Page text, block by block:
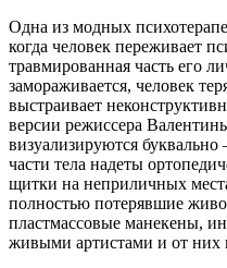
Одна из модных
когда человек переживает
травмированная часть его
замораживается, человек
выстраивает
версии режиссера
визуализируются
части тела надеты
щитки на неприличных
полностью потерявшие
пластмассовые манекены,
живыми артистами и от них